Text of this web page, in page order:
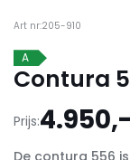
Art nr:205-910
A
Contura
Prijs:4.950,-